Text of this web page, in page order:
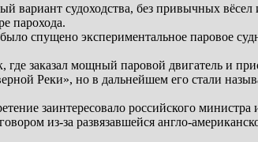
судоходства, без привычных вёсел
парохода.
спущено экспериментальное паровое
заказал мощный паровой двигатель и
Реки», но в дальнейшем его стали
заинтересовало российского
из-за развязавшейся англо-